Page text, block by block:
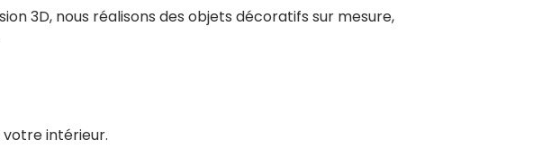
3D, nous réalisons des objets décoratifs sur mesure,
intérieur.